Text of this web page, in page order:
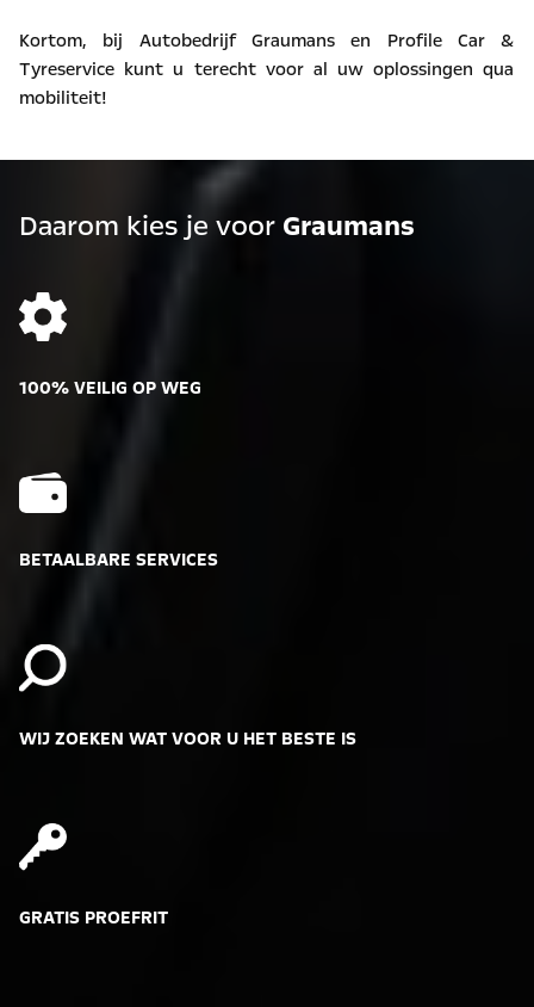
Kortom, bij Autobedrijf Graumans en Profile Car &
Tyreservice kunt u terecht voor al uw oplossingen qua
mobiliteit!
Daarom kies je voor Graumans
100% VEILIG OP WEG
BETAALBARE SERVICES
WIJ ZOEKEN WAT VOOR U HET BESTE IS
GRATIS PROEFRIT